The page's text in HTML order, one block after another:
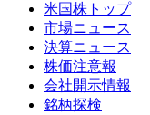
米国株トップ
市場ニュース
決算ニュース
株価注意報
会社開示情報
銘柄探検